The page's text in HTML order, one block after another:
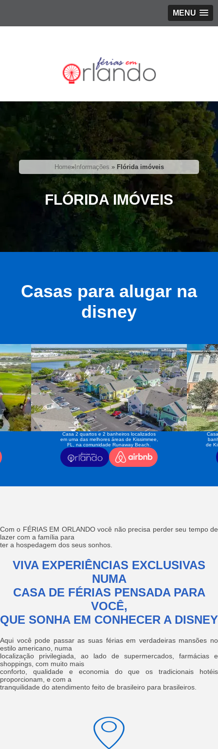
MENU
Home»Informações » Flórida imóveis
FLÓRIDA IMÓVEIS
Casas para alugar na
disney
Casa 2 quartos e 2 banheiros localizados
em uma das melhores áreas de Kissimmee,
FL, na comunidade Runaway Beach.
de
Com o FÉRIAS EM ORLANDO você não precisa perder seu tempo de
lazer com a família para
ter a hospedagem dos seus sonhos.
VIVA EXPERIÊNCIAS EXCLUSIVAS
NUMA
CASA DE FÉRIAS PENSADA PARA
VOCÊ,
QUE SONHA EM CONHECER A DISNEY
Aqui você pode passar as suas férias em verdadeiras mansões no
estilo americano, numa
localização privilegiada, ao lado de supermercados, farmácias e
shoppings, com muito mais
conforto, qualidade e economia do que os tradicionais hotéis
proporcionam, e com a
tranquilidade do atendimento feito de brasileiro para brasileiros.